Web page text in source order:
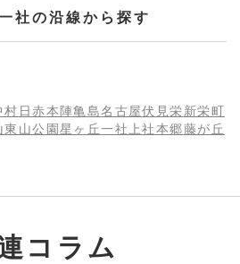
社の沿線から探す
村日赤本陣亀島名古屋伏見栄新栄町
東山公園星ヶ丘一社上社本郷藤が丘
コラム